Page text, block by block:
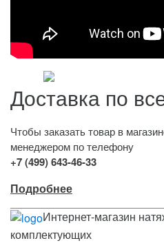
Доставка по
Чтобы заказать товар в
менеджером по телефону
+7 (499) 643-46-33
Подробнее
Интернет-магазин
комплектующих